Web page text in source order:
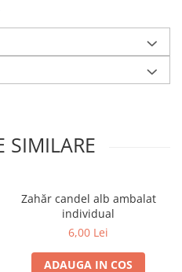
SIMILARE
Zahăr candel alb ambalat
individual
6,00 Lei
ADAUGA IN COS